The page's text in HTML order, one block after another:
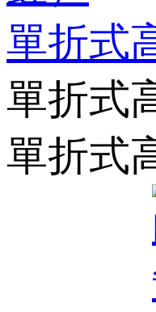
單折式
單折式
單折式